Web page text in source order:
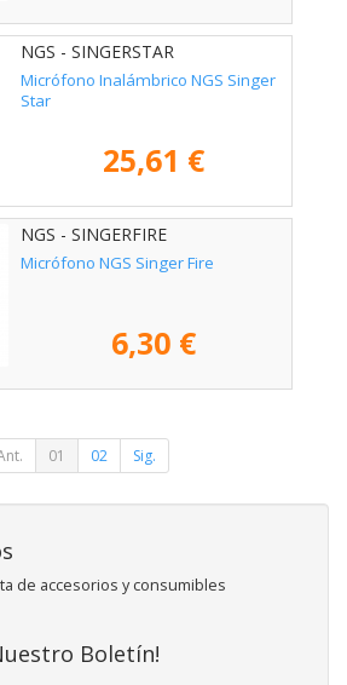
NGS - SINGERSTAR
Micrófono Inalámbrico NGS Singer
Star
25,61 €
NGS - SINGERFIRE
Micrófono NGS Singer Fire
6,30 €
01 02 Sig.
de accesorios y consumibles
Boletín!